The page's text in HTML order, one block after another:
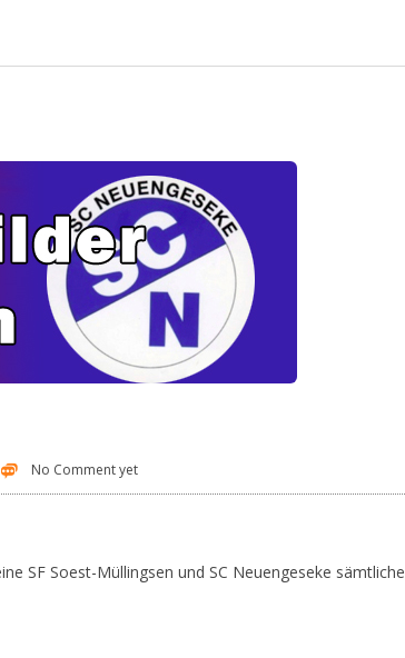
No Comment yet
SF Soest-Müllingsen und SC Neuengeseke sämtliche